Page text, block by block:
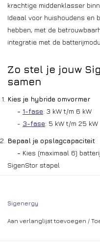
krachtige middenklasser
Ideaal voor huishoudens en
hebben, met de
integratie met de
Zo stel je jouw
samen
Kies je hybride omvormer
- 1-fase: 3 kW t/m 6 kW
- 3-fase: 5 kW t/m 25 kW
Bepaal je opslagcapaciteit
- Kies (maximaal 6)
SigenStor stapel
Kies je montage
-Vloerstandaard voor
Sigenergy
Aan verlanglijst toevoegen /